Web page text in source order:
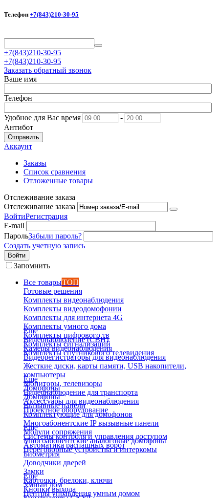
Телефон +7(843)210-30-95
+7(843)210-30-95
+7(843)210-30-95
Заказать обратный звонок
Ваше имя
Телефон
Удобное для Вас время
-
Антибот
Отправить
Аккаунт
Заказы
Список сравнения
Отложенные товары
Отслеживание заказа
Отслеживание заказа
ВойтиРегистрация
E-mail
ПарольЗабыли пароль?
Создать учетную запись
Войти
Запомнить
Все товарыТОП
Готовые решения
Комплекты видеонаблюдения
Комплекты видеодомофонии
Комплекты для интернета 4G
Комплекты умного дома
Комплекты цифрового тв
Комплекты сигнализаций
Комплекты спутникового телевидения
Еще
Видеонаблюдение (СВН)
Камеры видеонаблюдения
Видеорегистраторы для видеонаблюдения
Жесткие диски, карты памяти, USB накопители,
компьютеры
Мониторы, телевизоры
Видеонаблюдение для транспорта
Аксессуары для видеонаблюдения
Проектное оборудование
Еще
Домофоны
Домофоны
Вызывные панели
Комплектующие для домофонов
Многоабонентские IP вызывные панели
Модули сопряжения
Многоабонентские аналоговые домофоны
Переговорные устройства и интеркомы
Еще
Системы контроля и управления доступом
Автоматика распашных ворот
Биометрия
Доводчики дверей
Замки
Карточки, брелоки, ключи
Кнопки выхода
Еще
Умный дом
Центры управления умным домом